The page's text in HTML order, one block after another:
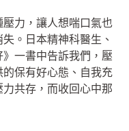
力，讓人想喘口氣也
。日本精神科醫生、
一書中告訴我們，壓
保有好心態、自我充
共存，而收回心中那